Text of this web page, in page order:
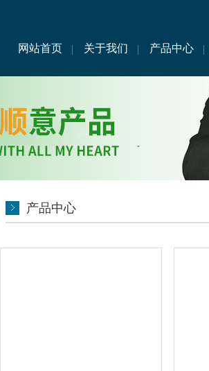
网站首页 关于我们 产品中心
产品中心